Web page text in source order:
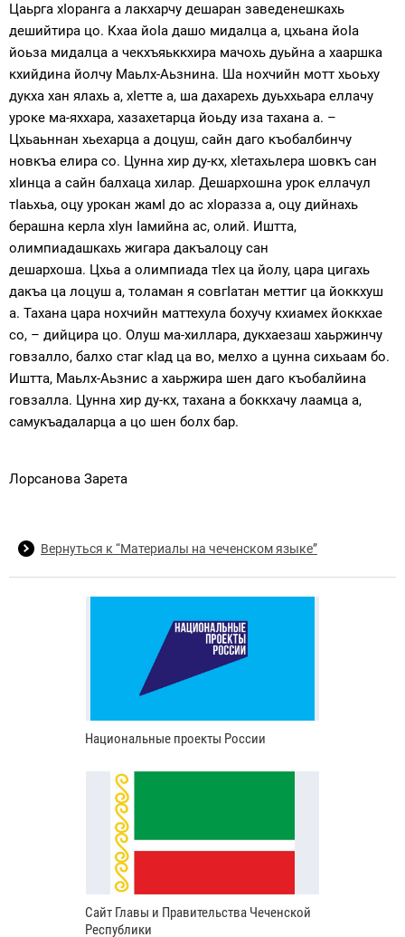
Цаьрга хIоранга а лакхарчу дешаран заведенешкахь
дешийтира цо. Кхаа йоIа дашо мидалца а, цхьана йоIа
йоьза мидалца а чекхъяьккхира мачохь дуьйна а хааршка
кхийдина йолчу Маьлх-Аьзнина. Ша нохчийн мотт хьоьху
дукха хан ялахь а, хIетте а, ша дахарехь дуьххьара еллачу
уроке ма-яххара, хазахетарца йоьду иза тахана а. –
Цхьаьннан хьехарца а доцуш, сайн даго къобалбинчу
новкъа елира со. Цунна хир ду-кх, хIетахьлера шовкъ сан
хIинца а сайн балхаца хилар. Дешархошна урок еллачул
тIаьхьа, оцу урокан жамI до ас хIоразза а, оцу дийнахь
берашна керла хIун Iамийна ас, олий. Иштта,
олимпиадашкахь жигара дакъалоцу сан
дешархоша. Цхьа а олимпиада тIех ца йолу, цара цигахь
дакъа ца лоцуш а, толаман я совгIатан меттиг ца йоккхуш
а. Тахана цара нохчийн маттехула бохучу кхиамех йоккхае
со, – дийцира цо. Олуш ма-хиллара, дукхаезаш хаьржинчу
говзалло, балхо стаг кIад ца во, мелхо а цунна сихьаам бо.
Иштта, Маьлх-Аьзнис а хаьржира шен даго къобалйина
говзалла. Цунна хир ду-кх, тахана а боккхачу лаамца а,
самукъадаларца а цо шен болх бар.
Лорсанова Зарета
Вернуться к “Материалы на чеченском языке”
Национальные проекты России
Сайт Главы и Правительства Чеченской
Республики